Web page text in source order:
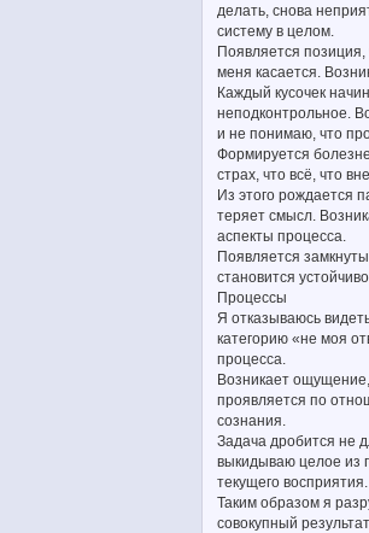
делать, снова
систему в целом.
Появляется
меня касается.
Каждый кусочек
неподконтрольное.
и не понимаю, что
Формируется
страх, что всё, что
Из этого рождается
теряет смысл.
аспекты процесса.
Появляется
становится
Процессы
Я отказываюсь
категорию «не моя
процесса.
Возникает
проявляется по
сознания.
Задача дробится не
выкидываю целое из
текущего восприятия.
Таким образом я
совокупный